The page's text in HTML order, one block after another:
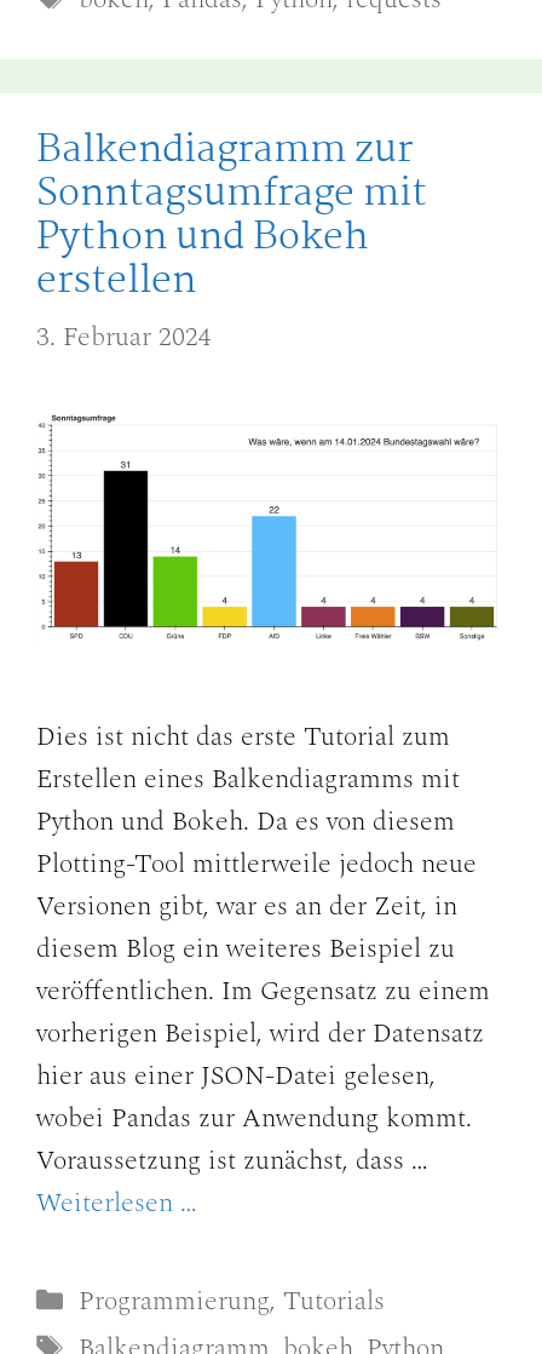
Balkendiagramm zur
Sonntagsumfrage mit
Python und Bokeh
erstellen
3. Februar 2024
Dies ist nicht das erste Tutorial zum
Erstellen eines Balkendiagramms mit
Python und Bokeh. Da es von diesem
Plotting-Tool mittlerweile jedoch neue
Versionen gibt, war es an der Zeit, in
diesem Blog ein weiteres Beispiel zu
veröffentlichen. Im Gegensatz zu einem
vorherigen Beispiel, wird der Datensatz
hier aus einer JSON-Datei gelesen,
wobei Pandas zur Anwendung kommt.
Voraussetzung ist zunächst, dass …
Weiterlesen …
Kategorien
Programmierung, Tutorials
Schlagwörter